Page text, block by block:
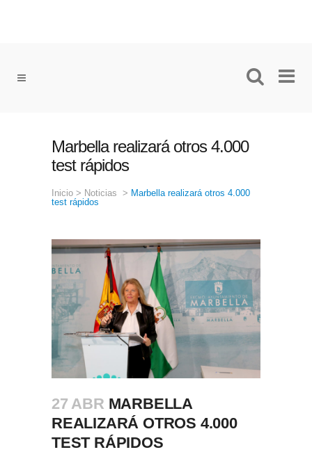
Marbella realizará otros 4.000
test rápidos
Inicio > Noticias > Marbella realizará otros 4.000
test rápidos
27 ABR MARBELLA
REALIZARÁ OTROS 4.000
TEST RÁPIDOS